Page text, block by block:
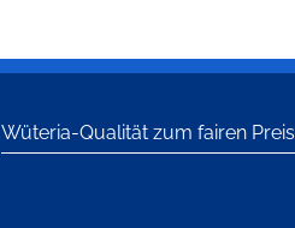
Wüteria-Qualität zum fairen Preis